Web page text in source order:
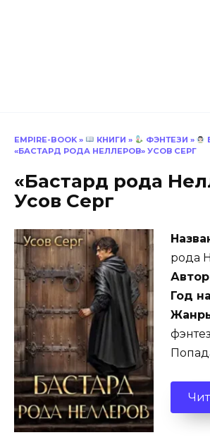
EMPIRE-BOOK » КНИГИ » ФЭНТЕЗИ »
«БАСТАРД РОДА НЕЛЛЕРОВ» УСОВ СЕРГ
«Бастард рода
Усов Серг
рода
Год